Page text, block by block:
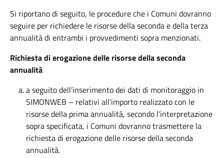
Si riportano di seguito, le procedure che i Comuni dovranno
seguire per richiedere le risorse della seconda e della terza
annualità di entrambi i provvedimenti sopra menzionati.
Richiesta di erogazione delle risorse della seconda
annualità
a seguito dell’inserimento dei dati di monitoraggio in
SIMONWEB – relativi all’importo realizzato con le
risorse della prima annualità, secondo l’interpretazione
sopra specificata, i Comuni dovranno trasmettere la
richiesta di erogazione delle risorse della seconda
annualità.